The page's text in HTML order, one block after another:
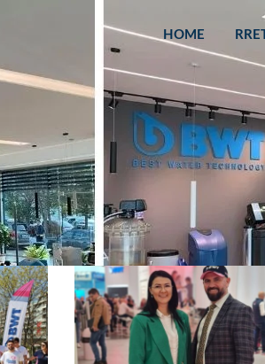
HOME